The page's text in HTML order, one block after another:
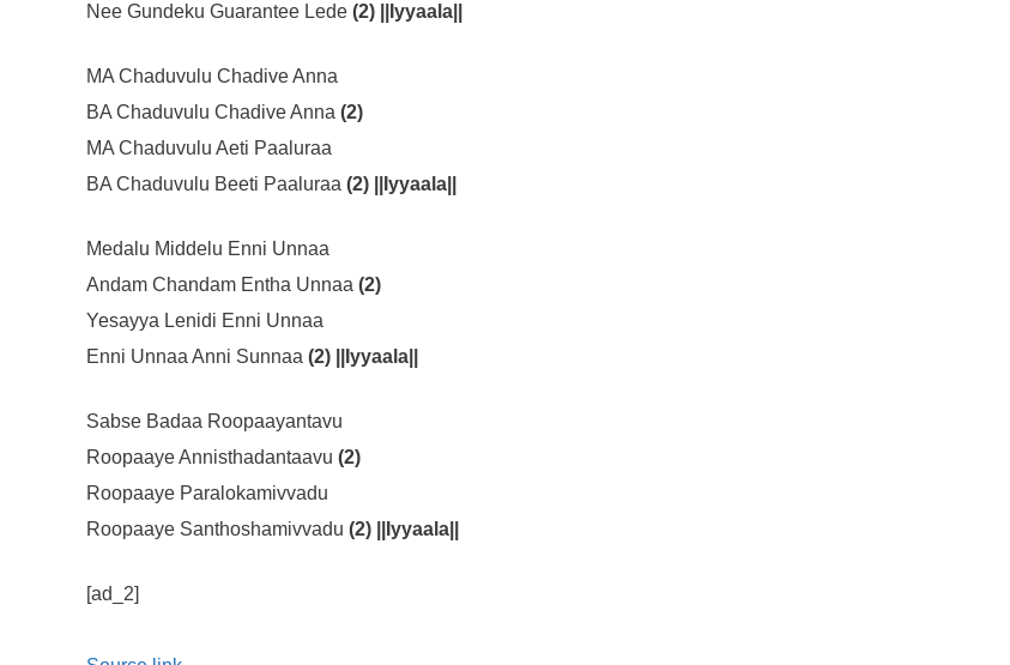
Nee Gundeku Guarantee Lede (2) ||Iyyaala||
MA Chaduvulu Chadive Anna
BA Chaduvulu Chadive Anna (2)
MA Chaduvulu Aeti Paaluraa
BA Chaduvulu Beeti Paaluraa (2) ||Iyyaala||
Medalu Middelu Enni Unnaa
Andam Chandam Entha Unnaa (2)
Yesayya Lenidi Enni Unnaa
Enni Unnaa Anni Sunnaa (2) ||Iyyaala||
Sabse Badaa Roopaayantavu
Roopaaye Annisthadantaavu (2)
Roopaaye Paralokamivvadu
Roopaaye Santhoshamivvadu (2) ||Iyyaala||
[ad_2]